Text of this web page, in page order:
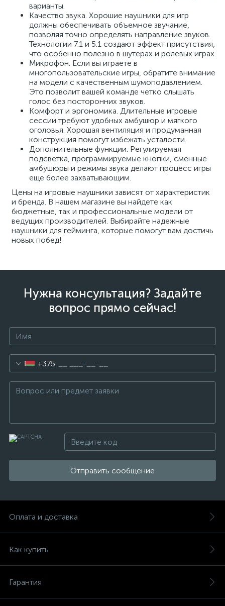
варианты.
Качество звука. Хорошие наушники для игр
должны обеспечивать объемное звучание,
позволяя точно определять направление звуков.
Технологии 7.1 и 5.1 создают эффект присутствия,
что особенно полезно в шутерах и ролевых играх.
Микрофон. Если вы играете в
многопользовательские игры, обратите внимание
на модели с качественным шумоподавлением.
Это позволит вашей команде четко слышать
голос без посторонних звуков.
Комфорт и эргономика. Длительные игровые
сессии требуют удобных амбушюр и мягкого
оголовья. Хорошая вентиляция и продуманная
конструкция помогут избежать усталости.
Дополнительные функции. Регулируемая
подсветка, программируемые кнопки, сменные
амбушюры и режимы звука делают процесс игры
еще более захватывающим.
Цены на игровые наушники зависят от характеристик
и бренда. В нашем магазине вы найдете как
бюджетные, так и профессиональные модели от
ведущих производителей. Выбирайте надежные
наушники для гейминга, которые помогут вам достичь
новых побед!
Нужна консультация? Задайте
вопрос прямо сейчас!
+375
Отправить сообщение
Оплата и доставка
Как купить
Гарантия